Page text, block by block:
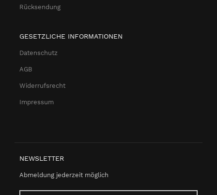
Rücksendung
GESETZLICHE INFORMATIONEN
Datenschutz
AGB
Widerrufsrecht
Impressum
NEWSLETTER
Abmeldung jederzeit möglich